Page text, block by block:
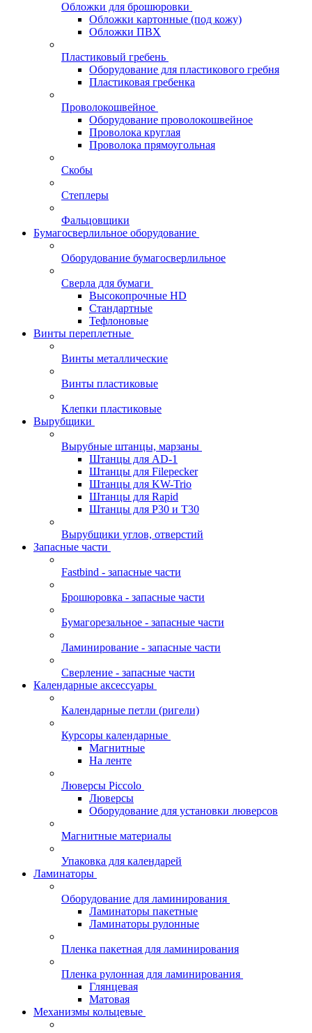
Обложки для брошюровки
Обложки картонные (под кожу)
Обложки ПВХ
Пластиковый гребень
Оборудование для пластикового гребня
Пластиковая гребенка
Проволокошвейное
Оборудование проволокошвейное
Проволока круглая
Проволока прямоугольная
Скобы
Степлеры
Фальцовщики
Бумагосверлильное оборудование
Оборудование бумагосверлильное
Сверла для бумаги
Высокопрочные HD
Стандартные
Тефлоновые
Винты переплетные
Винты металлические
Винты пластиковые
Клепки пластиковые
Вырубщики
Вырубные штанцы, марзаны
Штанцы для AD-1
Штанцы для Filepecker
Штанцы для KW-Trio
Штанцы для Rapid
Штанцы для Р30 и Т30
Вырубщики углов, отверстий
Запасные части
Fastbind - запасные части
Брошюровка - запасные части
Бумагорезальное - запасные части
Ламинирование - запасные части
Сверление - запасные части
Календарные аксессуары
Календарные петли (ригели)
Курсоры календарные
Магнитные
На ленте
Люверсы Piccolo
Люверсы
Оборудование для установки люверсов
Магнитные материалы
Упаковка для календарей
Ламинаторы
Оборудование для ламинирования
Ламинаторы пакетные
Ламинаторы рулонные
Пленка пакетная для ламинирования
Пленка рулонная для ламинирования
Глянцевая
Матовая
Механизмы кольцевые